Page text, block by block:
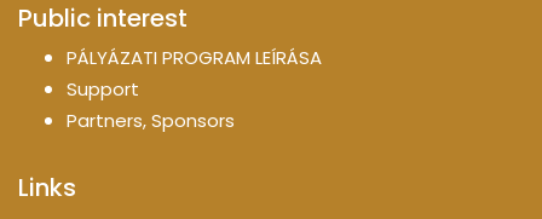
Public interest
PÁLYÁZATI PROGRAM LEÍRÁSA
Support
Partners, Sponsors
Links